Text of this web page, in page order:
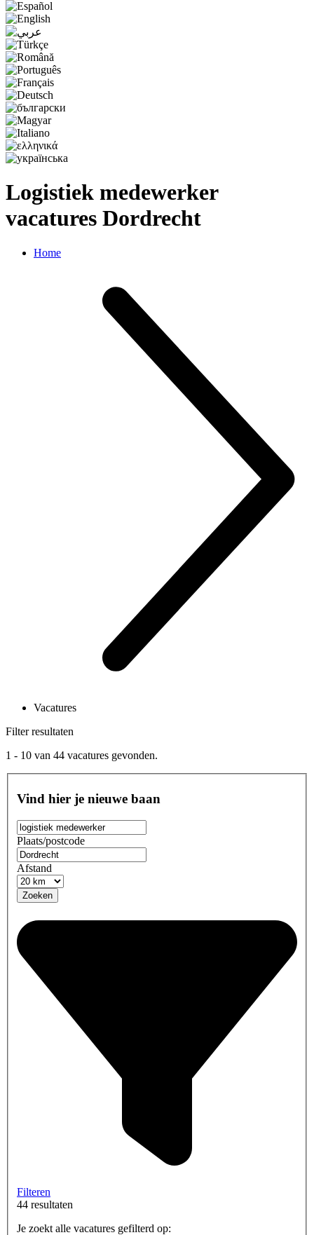
Logistiek medewerker
vacatures Dordrecht
Home
Vacatures
Filter resultaten
1 - 10 van 44 vacatures gevonden.
Vind hier je nieuwe baan
Plaats/postcode
Afstand
Zoeken
Filteren
44 resultaten
Je zoekt alle vacatures gefilterd op: